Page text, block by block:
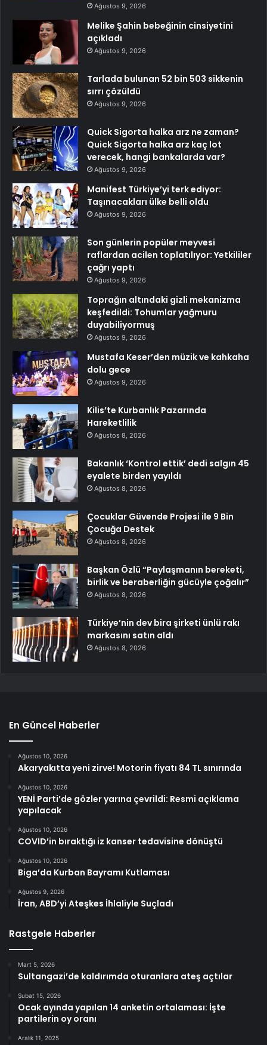
Ağustos 9, 2026
Melike Şahin bebeğinin cinsiyetini
açıkladı
Ağustos 9, 2026
Tarlada bulunan 52 bin 503 sikkenin
sırrı çözüldü
Ağustos 9, 2026
Quick Sigorta halka arz ne zaman?
Quick Sigorta halka arz kaç lot
verecek, hangi bankalarda var?
Ağustos 9, 2026
Manifest Türkiye’yi terk ediyor:
Taşınacakları ülke belli oldu
Ağustos 9, 2026
Son günlerin popüler meyvesi
raflardan acilen toplatılıyor: Yetkililer
çağrı yaptı
Ağustos 9, 2026
Toprağın altındaki gizli mekanizma
keşfedildi: Tohumlar yağmuru
duyabiliyormuş
Ağustos 9, 2026
Mustafa Keser’den müzik ve kahkaha
dolu gece
Ağustos 9, 2026
Kilis’te Kurbanlık Pazarında
Hareketlilik
Ağustos 8, 2026
Bakanlık ‘Kontrol ettik’ dedi salgın 45
eyalete birden yayıldı
Ağustos 8, 2026
Çocuklar Güvende Projesi ile 9 Bin
Çocuğa Destek
Ağustos 8, 2026
Başkan Özlü “Paylaşmanın bereketi,
birlik ve beraberliğin gücüyle çoğalır”
Ağustos 8, 2026
Türkiye’nin dev bira şirketi ünlü rakı
markasını satın aldı
Ağustos 8, 2026
En Güncel Haberler
Ağustos 10, 2026
Akaryakıtta yeni zirve! Motorin fiyatı 84 TL sınırında
Ağustos 10, 2026
YENİ Parti’de gözler yarına çevrildi: Resmi açıklama
yapılacak
Ağustos 10, 2026
COVID’in bıraktığı iz kanser tedavisine dönüştü
Ağustos 10, 2026
Biga’da Kurban Bayramı Kutlaması
Ağustos 9, 2026
İran, ABD’yi Ateşkes İhlaliyle Suçladı
Rastgele Haberler
Mart 5, 2026
Sultangazi’de kaldırımda oturanlara ateş açtılar
Şubat 15, 2026
Ocak ayında yapılan 14 anketin ortalaması: İşte
partilerin oy oranı
Aralık 11, 2025